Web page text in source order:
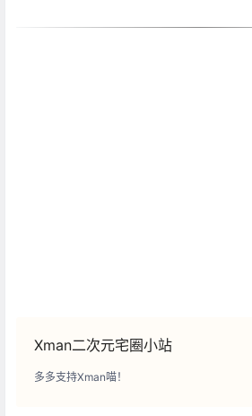
Xman二次元宅圈小站
多多支持Xman喵！